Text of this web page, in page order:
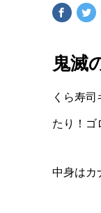
鬼滅
くら寿
たり！ゴ
中身はカ